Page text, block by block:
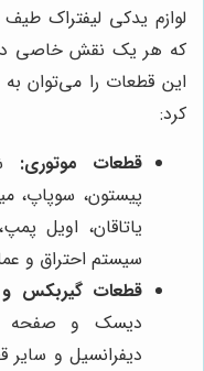
لوازم یدکی لیفتراک
که هر یک نقش خاصی در
این قطعات را می‌توان
کرد:
قطعات موتوری:
پیستون، سوپاپ،
یاتاقان، اویل
سیستم احتراق و
قطعات گیربکس و
دیسک و صفحه
دیفرانسیل و سایر